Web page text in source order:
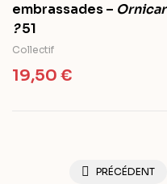
embrassades – Ornicar
?51
Collectif
19,50 €
PRÉCÉDENT